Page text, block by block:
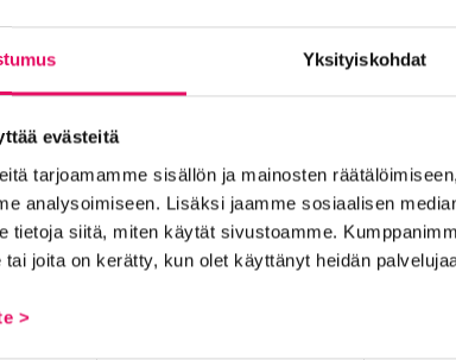
Yksityiskohdat
evästeitä
tarjoamamme sisällön ja mainosten
analysoimiseen. Lisäksi jaamme sosiaalisen
tietoja siitä, miten käytät sivustoamme.
tai joita on kerätty, kun olet käyttänyt heidän
>
ja valmennuksia, jotka
verkostoitumista.